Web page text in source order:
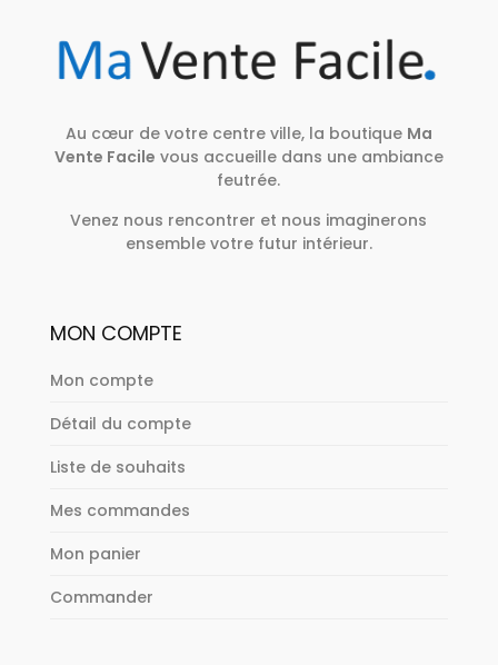
Au cœur de votre centre ville, la boutique Ma
Vente Facile vous accueille dans une ambiance
feutrée.
Venez nous rencontrer et nous imaginerons
ensemble votre futur intérieur.
MON COMPTE
Mon compte
Détail du compte
Liste de souhaits
Mes commandes
Mon panier
Commander